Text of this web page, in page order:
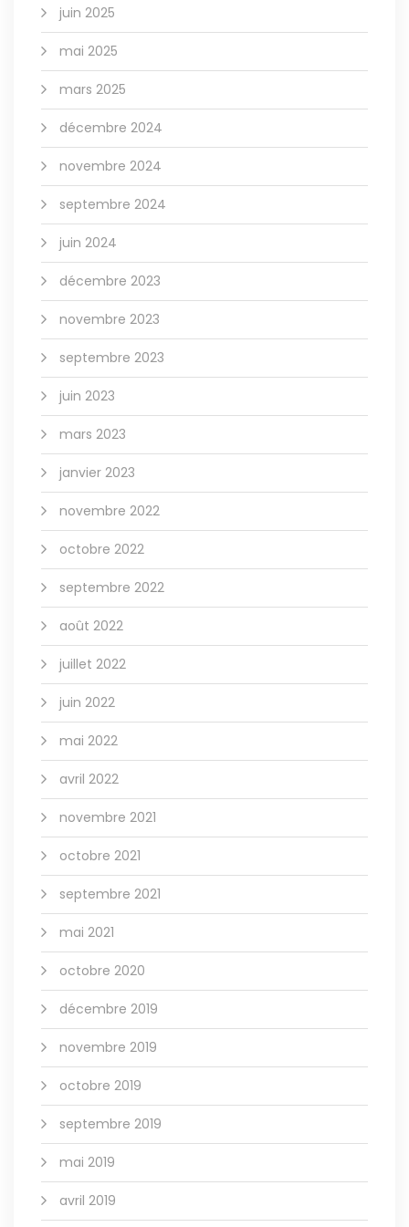
juin 2025
mai 2025
mars 2025
décembre 2024
novembre 2024
septembre 2024
juin 2024
décembre 2023
novembre 2023
septembre 2023
juin 2023
mars 2023
janvier 2023
novembre 2022
octobre 2022
septembre 2022
août 2022
juillet 2022
juin 2022
mai 2022
avril 2022
novembre 2021
octobre 2021
septembre 2021
mai 2021
octobre 2020
décembre 2019
novembre 2019
octobre 2019
septembre 2019
mai 2019
avril 2019